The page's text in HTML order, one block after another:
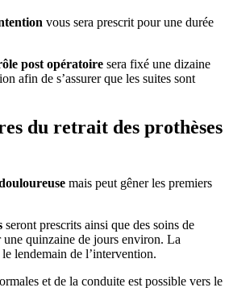
vous sera prescrit pour une durée
post opératoire sera fixé une dizaine
afin de s’assurer que les suites sont
du retrait des prothèses
mais peut gêner les premiers
seront prescrits ainsi que des soins de
une quinzaine de jours environ. La
le lendemain de l’intervention.
et de la conduite est possible vers le